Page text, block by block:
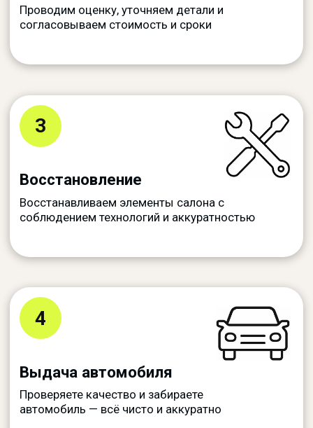
городами?
Какие гарантии на выполненные
Какие системы вы ремонтируете?
Автомобиль после ДТП?
СДЕЛАЙТЕ ПЕРВЫЙ ШАГ
Пришлите фото — мы бесплатно оценим
ситуацию и предложим лучшее решение
Оценка по фото